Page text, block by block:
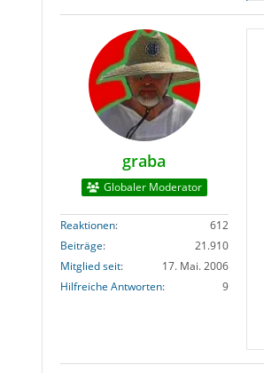
graba
Globaler Moderator
Reaktionen
612
Beiträge
21.910
Mitglied seit
17. Mai. 2006
Hilfreiche Antworten
9